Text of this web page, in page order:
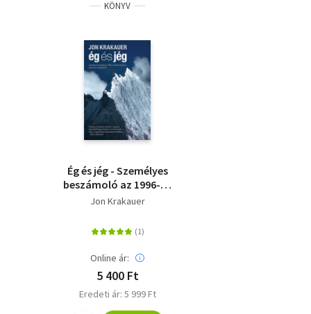
KÖNYV
Ég és jég - Személyes
beszámoló az 1996-os
Mount Everest-i
tragédiáról
Jon Krakauer
Online ár:
5 400 Ft
Eredeti ár: 5 999 Ft